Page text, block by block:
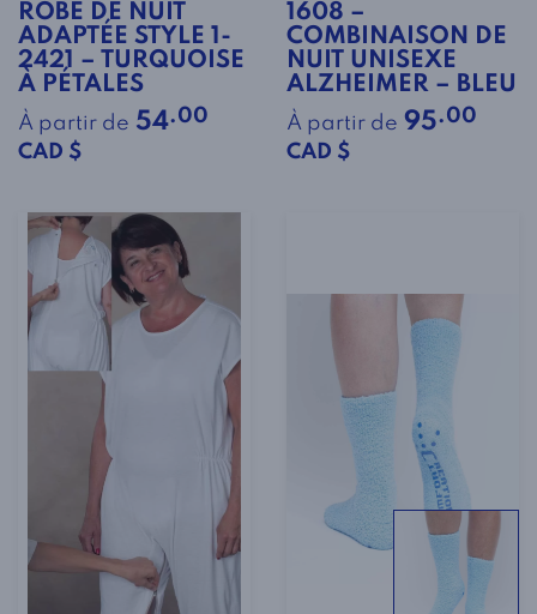
ROBE DE NUIT
ADAPTÉE STYLE 1-
2421 – TURQUOISE
À PÉTALES
À partir de 54.00
CAD $
1608 –
COMBINAISON DE
NUIT UNISEXE
ALZHEIMER – BLEU
À partir de 95.00
CAD $